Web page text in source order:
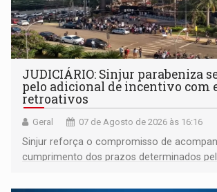
JUDICIÁRIO: Sinjur parabeniza
pelo adicional de incentivo com
retroativos
Geral 07 de Agosto de 2026 às 16:16
Sinjur reforça o compromisso de
cumprimento dos prazos determinados